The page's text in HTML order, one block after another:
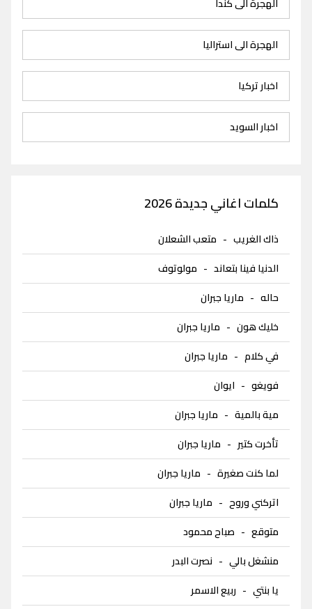
الهجرة الى استراليا
اخبار تركيا
اخبار السويد
كلمات اغاني جديدة 2026
ذاك الغريب - متعب الشعلان
الدنيا فينا بتعاند - مولوتوف
حاله - ماريا جبران
خليك هون - ماريا جبران
في كلام - ماريا جبران
فويغو - ايوان
مية بالمية - ماريا جبران
تأخرت كتير - ماريا جبران
لما كنت صغيرة - ماريا جبران
اتركني وروح - ماريا جبران
متوقع - صباح محمود
منشغل بالي - نصرت البدر
يا بنتي - ربيع الاسمر